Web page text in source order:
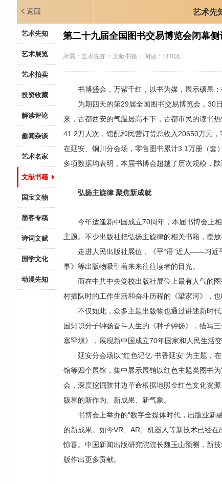
返回 艺术先
艺术先知
艺术展览
艺术拍卖
投资收藏
解读评论
趣闻杂谈
艺术名家
文献书籍
国宝文物
墨客专稿
诗词文赋
国学文化
动漫先知
第二十九届全国图书交易博览会闭幕侧
所属：艺术先知 > 文献书籍 | 阅读：3118次
书博盛会，万紫千红，以书为媒，展示硕果；
为期四天的第29届全国图书交易博览会，30日
来，古都西安的气温居高不下，古都市民的读书
41.2万人次，馆配和民营订货总收入20650万元
在延安、铜川分会场，零售图书累计3.1万册（套
多项数据均表明，本届书博会超越了历次规模，
弘扬主旋律 聚焦新成就
今年适逢新中国成立70周年，本届书博会上相
主题。不少出版社把弘扬主旋律的相关书籍，摆放
走进人民出版社展位，《平“语”近人——习近
事》等出版物吸引着来来往往读者的目光。
而在中共中央党校出版社展位上最有人气的图
村插队时的工作生活和奋斗历程的《梁家河》，也
不仅如此，众多主题出版物也通过讲述新时代
国知识分子钟扬奋斗人生的《种子钟扬》，描写
塞罕坝》，展现新中国成立70年国家和人民生活
延安分会场以“红色记忆·书香延安”为主题，
馆等四个展馆，集中展示展销以红色主题类图书
会，深度挖掘陕甘边革命根据地照金红色文化资
版界的新作为、新成果、新气象。
书博会上举办的“数字全媒体时代，出版业新
的新成果。如今VR、AR、机器人等新技术已经
惊喜。中国新闻出版研究院院长魏玉山预测，新
版作出更多贡献。